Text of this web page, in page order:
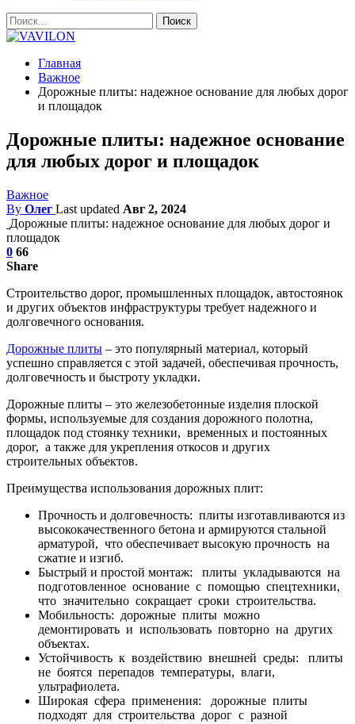
Главная
Важное
Дорожные плиты: надежное основание для любых дорог
и площадок
Дорожные плиты: надежное основание
для любых дорог и площадок
Важное
By Олег Last updated Авг 2, 2024
Дорожные плиты: надежное основание для любых дорог и
площадок
0 66
Share
Строительство дорог, промышленных площадок, автостоянок
и других объектов инфраструктуры требует надежного и
долговечного основания.
Дорожные плиты – это популярный материал, который
успешно справляется с этой задачей, обеспечивая прочность,
долговечность и быстроту укладки.
Дорожные плиты – это железобетонные изделия плоской
формы, используемые для создания дорожного полотна,
площадок под стоянку техники, временных и постоянных
дорог, а также для укрепления откосов и других
строительных объектов.
Преимущества использования дорожных плит:
Прочность и долговечность: плиты изготавливаются из
высококачественного бетона и армируются стальной
арматурой, что обеспечивает высокую прочность на
сжатие и изгиб.
Быстрый и простой монтаж: плиты укладываются на
подготовленное основание с помощью спецтехники,
что значительно сокращает сроки строительства.
Мобильность: дорожные плиты можно
демонтировать и использовать повторно на других
объектах.
Устойчивость к воздействию внешней среды: плиты
не боятся перепадов температуры, влаги,
ультрафиолета.
Широкая сфера применения: дорожные плиты
подходят для строительства дорог с разной